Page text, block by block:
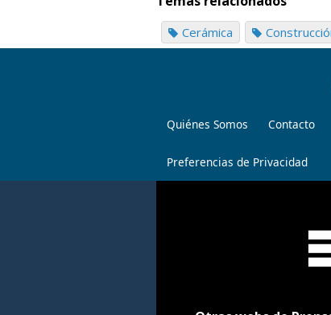
Cerámica
Quiénes Somos Contacto
Preferencias de Privacidad